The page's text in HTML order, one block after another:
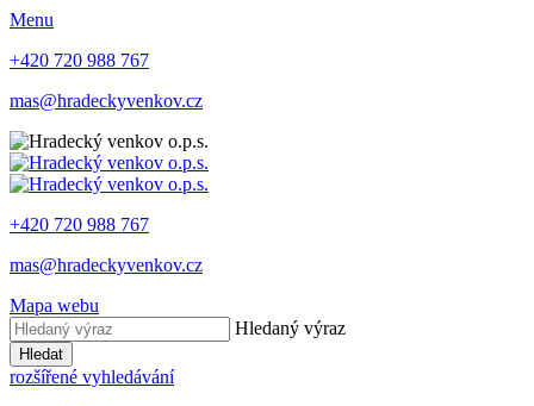
Menu
+420 720 988 767
mas@hradeckyvenkov.cz
+420 720 988 767
mas@hradeckyvenkov.cz
Mapa webu
Hledaný výraz
Hledat
rozšířené vyhledávání